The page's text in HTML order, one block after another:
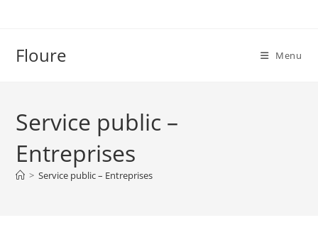
Floure Menu
Service public –
Entreprises
> Service public – Entreprises